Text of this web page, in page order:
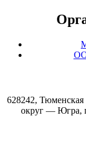
628242,
округ — Югра,